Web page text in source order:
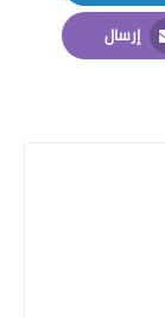
LinkedIn
إرسال
Email